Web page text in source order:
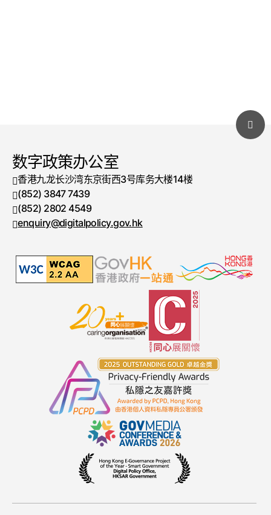
数字政策办公室
香港九龙长沙湾东京街西3号库务大楼14楼
电话号码
(852) 3847 7439
传真号码
(852) 2802 4549
enquiry@digitalpolicy.gov.hk